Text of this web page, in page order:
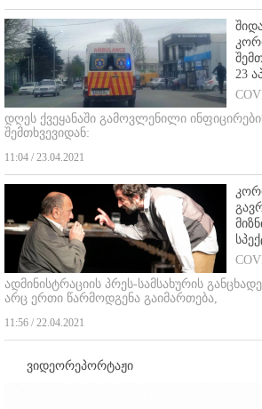
23
დღეს ქვეყანაში გამოვლენილი
შემთხვევიდან:
11:04 / 23.04.2021
ადმინისტრაციის პრეს-სამსახურის
არც ერთი წარმოდგენა გაიმართება,
11:56 / 22.04.2021
ვიდეორეპორტაჟი